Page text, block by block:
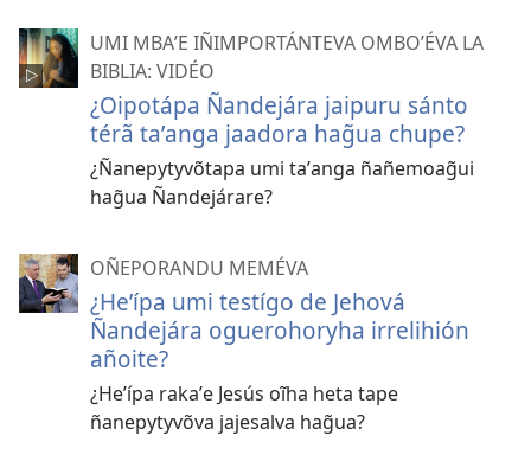
UMI MBAʼE IÑIMPORTÁNTEVA OMBOʼÉVA LA
BIBLIA: VIDÉO
¿Oipotápa Ñandejára jaipuru sánto
térã taʼanga jaadora hag̃ua chupe?
¿Ñanepytyvõtapa umi taʼanga ñañemoag̃ui
hag̃ua Ñandejárare?
OÑEPORANDU MEMÉVA
¿Heʼípa umi testígo de Jehová
Ñandejára oguerohoryha irrelihión
añoite?
¿Heʼípa rakaʼe Jesús oĩha heta tape
ñanepytyvõva jajesalva hag̃ua?